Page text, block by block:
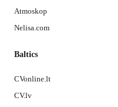
Atmoskop
Nelisa.com
Baltics
CVonline.lt
CV.lv